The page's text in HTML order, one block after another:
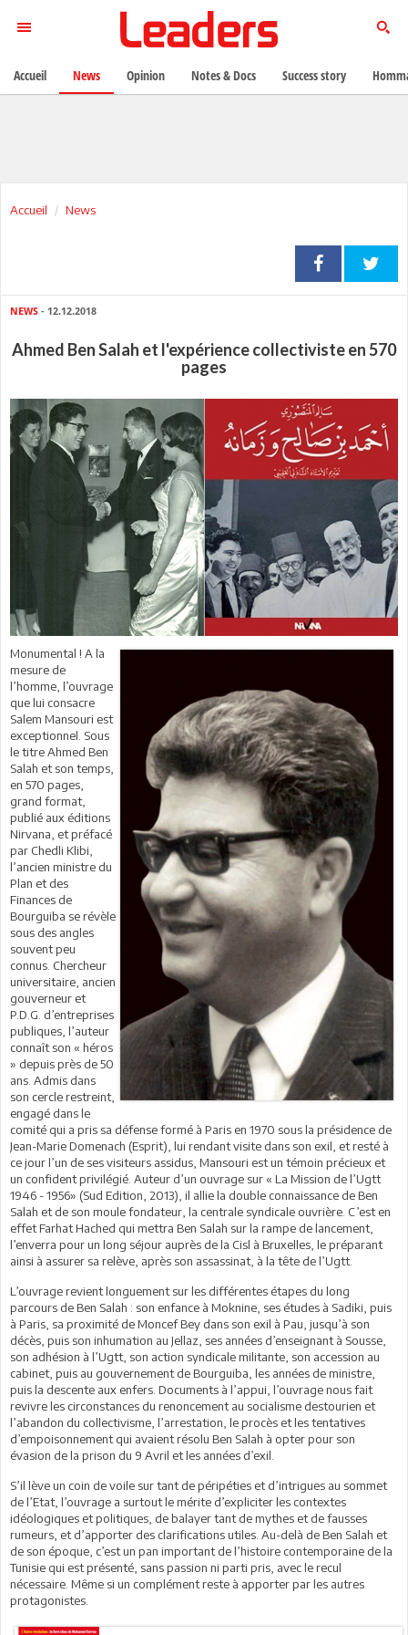
Accueil News
NEWS - 12.12.2018
Ahmed Ben Salah et l'expérience collectiviste en 570
pages
Monumental ! A la
mesure de
l’homme, l’ouvrage
que lui consacre
Salem Mansouri est
exceptionnel. Sous
le titre Ahmed Ben
Salah et son temps,
en 570 pages,
grand format,
publié aux éditions
Nirvana, et préfacé
par Chedli Klibi,
l’ancien ministre du
Plan et des
Finances de
Bourguiba se révèle
sous des angles
souvent peu
connus. Chercheur
universitaire, ancien
gouverneur et
P.D.G. d’entreprises
publiques, l’auteur
connaît son « héros
» depuis près de 50
ans. Admis dans
son cercle restreint,
engagé dans le
comité qui a pris sa défense formé à Paris en 1970 sous la présidence de
Jean-Marie Domenach (Esprit), lui rendant visite dans son exil, et resté à
ce jour l’un de ses visiteurs assidus, Mansouri est un témoin précieux et
un confident privilégié. Auteur d’un ouvrage sur « La Mission de l’Ugtt
1946 - 1956» (Sud Edition, 2013), il allie la double connaissance de Ben
Salah et de son moule fondateur, la centrale syndicale ouvrière. C’est en
effet Farhat Hached qui mettra Ben Salah sur la rampe de lancement,
l’enverra pour un long séjour auprès de la Cisl à Bruxelles, le préparant
ainsi à assurer sa relève, après son assassinat, à la tête de l’Ugtt.
L’ouvrage revient longuement sur les différentes étapes du long
parcours de Ben Salah : son enfance à Moknine, ses études à Sadiki, puis
à Paris, sa proximité de Moncef Bey dans son exil à Pau, jusqu’à son
décès, puis son inhumation au Jellaz, ses années d’enseignant à Sousse,
son adhésion à l’Ugtt, son action syndicale militante, son accession au
cabinet, puis au gouvernement de Bourguiba, les années de ministre,
puis la descente aux enfers. Documents à l’appui, l’ouvrage nous fait
revivre les circonstances du renoncement au socialisme destourien et
l’abandon du collectivisme, l’arrestation, le procès et les tentatives
d’empoisonnement qui avaient résolu Ben Salah à opter pour son
évasion de la prison du 9 Avril et les années d’exil.
S’il lève un coin de voile sur tant de péripéties et d’intrigues au sommet
de l’Etat, l’ouvrage a surtout le mérite d’expliciter les contextes
idéologiques et politiques, de balayer tant de mythes et de fausses
rumeurs, et d’apporter des clarifications utiles. Au-delà de Ben Salah et
de son époque, c’est un pan important de l’histoire contemporaine de la
Tunisie qui est présenté, sans passion ni parti pris, avec le recul
nécessaire. Même si un complément reste à apporter par les autres
protagonistes.
Accueil News Opinion Notes & Docs Success story